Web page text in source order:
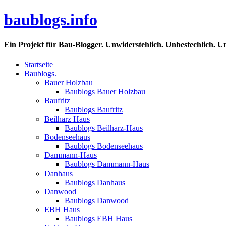
baublogs.info
Ein Projekt für Bau-Blogger. Unwiderstehlich. Unbestechlich.
Startseite
Baublogs.
Bauer Holzbau
Baublogs Bauer Holzbau
Baufritz
Baublogs Baufritz
Beilharz Haus
Baublogs Beilharz-Haus
Bodenseehaus
Baublogs Bodenseehaus
Dammann-Haus
Baublogs Dammann-Haus
Danhaus
Baublogs Danhaus
Danwood
Baublogs Danwood
EBH Haus
Baublogs EBH Haus